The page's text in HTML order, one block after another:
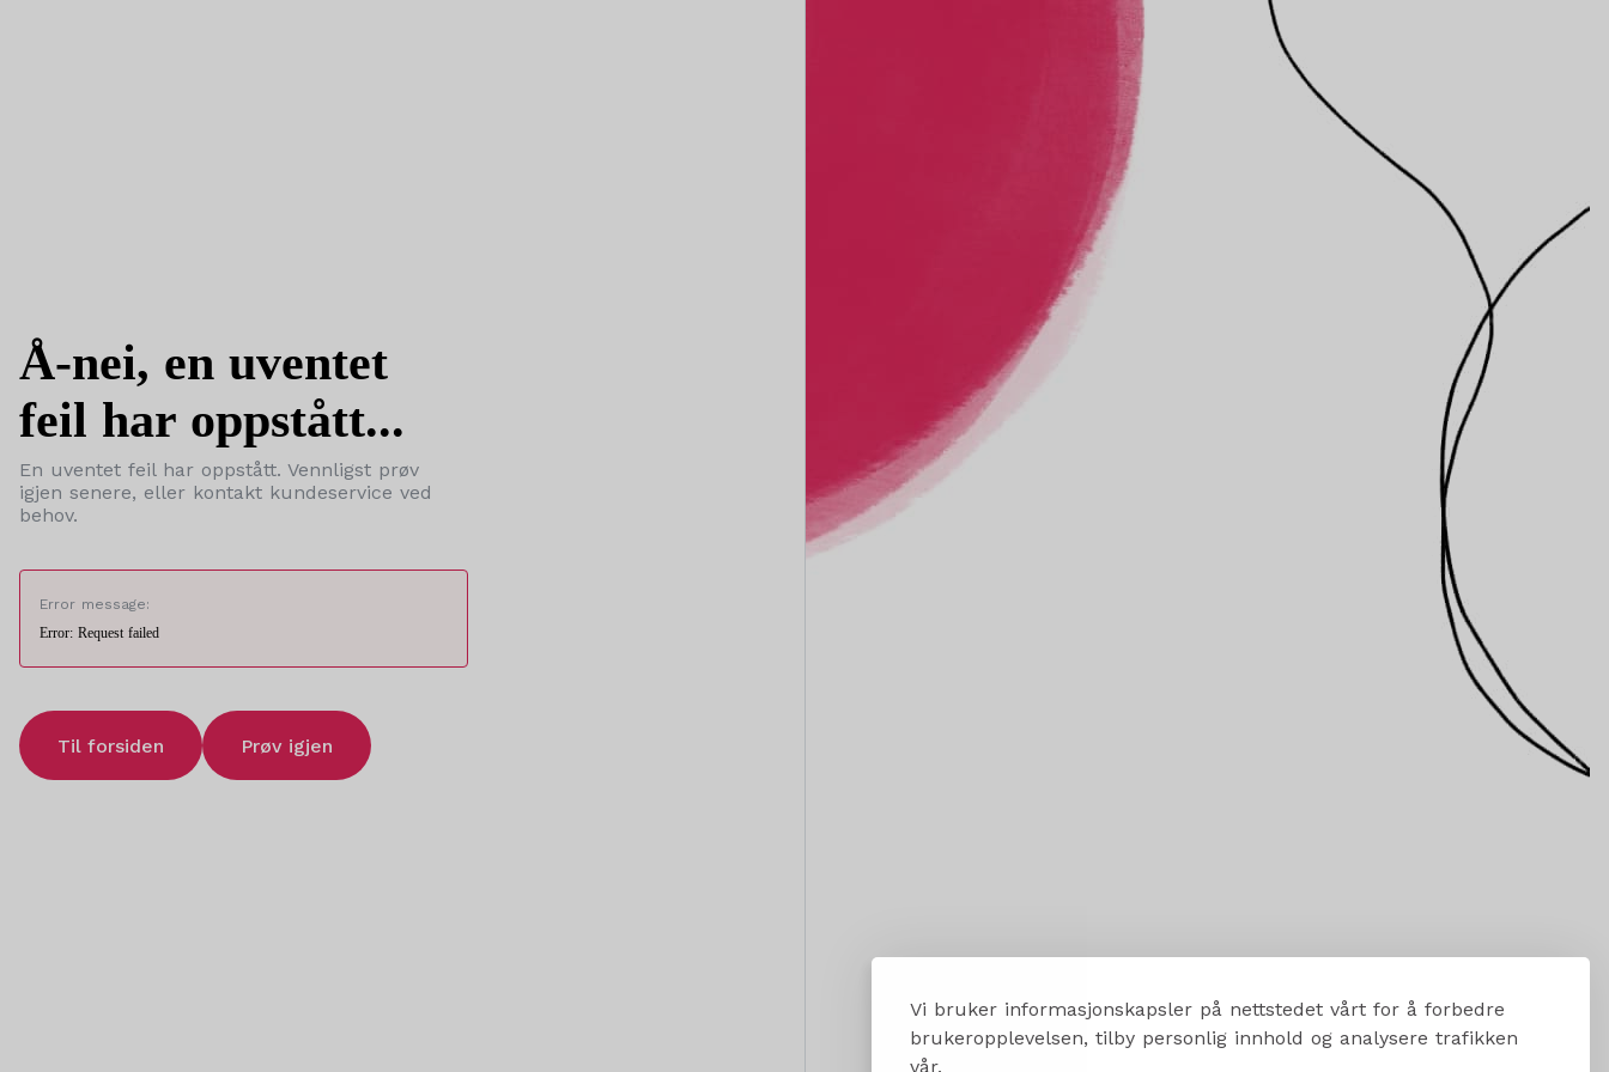
Vi bruker informasjonskapsler på nettstedet vårt for å forbedre
brukeropplevelsen, tilby personlig innhold og analysere trafikken
vår.
Å-nei, en uventet
feil har oppstått...
En uventet feil har oppstått. Vennligst prøv
igjen senere, eller kontakt kundeservice ved
behov.
Error message:
Error: Request failed
Til forsiden Prøv igjen